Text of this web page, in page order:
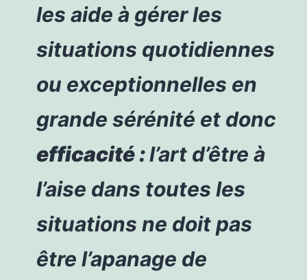
les aide à gérer les
situations quotidiennes
ou exceptionnelles en
grande sérénité et donc
efficacité :l’art d’être à
l’aise dans toutes les
situations ne doit pas
être l’apanage de